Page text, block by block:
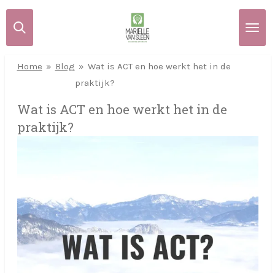
Ga
direct
naar
Home » Blog » Wat is ACT en hoe werkt het in de
praktijk?
Wat is ACT en hoe werkt het in de
praktijk?